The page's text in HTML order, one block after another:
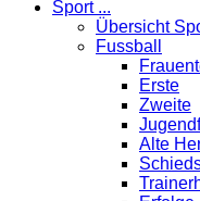
Sport ...
Übersicht
Fussball
Erste
Zweite
Alte